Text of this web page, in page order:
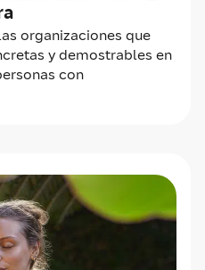
organizaciones que
y demostrables en
con